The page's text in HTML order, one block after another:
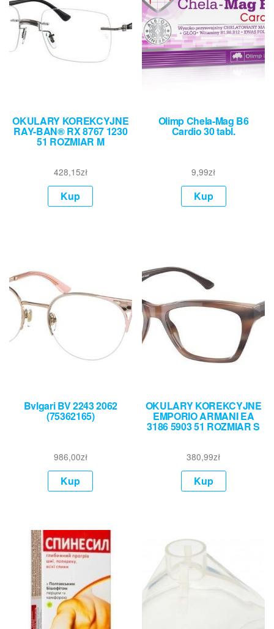
OKULARY KOREKCYJNE
RAY-BAN® RX 8767 1230
51 ROZMIAR M
428,15zł
Kup
Olimp Chela-Mag B6
Cardio 30 tabl.
9,99zł
Kup
Bvlgari BV 2243 2062
(75362165)
986,00zł
Kup
OKULARY KOREKCYJNE
EMPORIO ARMANI EA
3186 5903 51 ROZMIAR S
380,99zł
Kup